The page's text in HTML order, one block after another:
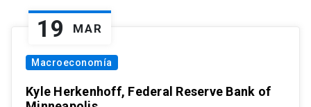
19 MAR
Macroeconomía
Kyle Herkenhoff, Federal Reserve Bank of